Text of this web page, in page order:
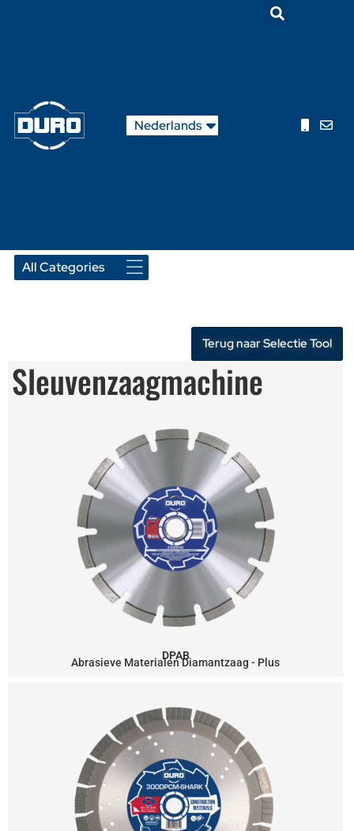
Nederlands
Français
Terug naar Selectie Tool
Sleuvenzaagmachine
DPAB
Abrasieve Materialen Diamantzaag - Plus